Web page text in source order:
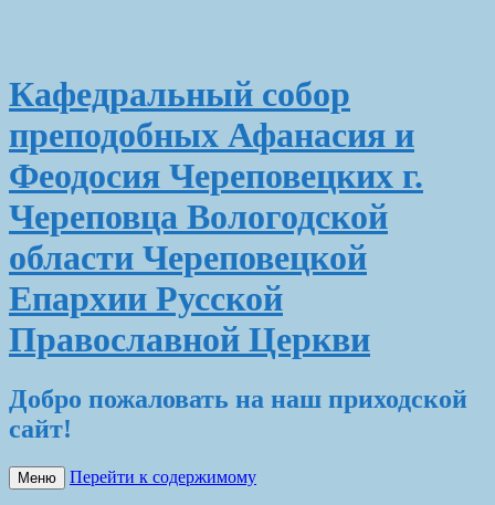
Кафедральный собор
преподобных Афанасия и
Феодосия Череповецких г.
Череповца Вологодской
области Череповецкой
Епархии Русской
Православной Церкви
Добро пожаловать на наш приходской
сайт!
Меню Перейти к содержимому